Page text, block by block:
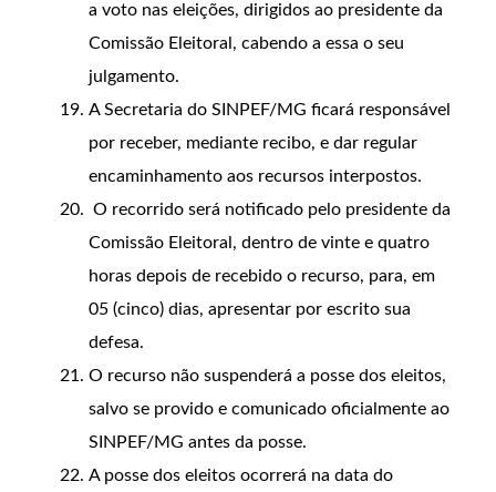
a voto nas eleições, dirigidos ao presidente da
Comissão Eleitoral, cabendo a essa o seu
julgamento.
A Secretaria do SINPEF/MG ficará responsável
por receber, mediante recibo, e dar regular
encaminhamento aos recursos interpostos.
O recorrido será notificado pelo presidente da
Comissão Eleitoral, dentro de vinte e quatro
horas depois de recebido o recurso, para, em
05 (cinco) dias, apresentar por escrito sua
defesa.
O recurso não suspenderá a posse dos eleitos,
salvo se provido e comunicado oficialmente ao
SINPEF/MG antes da posse.
A posse dos eleitos ocorrerá na data do